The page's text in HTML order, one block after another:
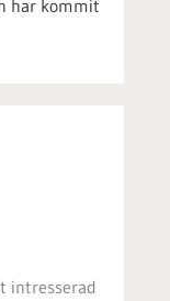
har kommit
intresserad